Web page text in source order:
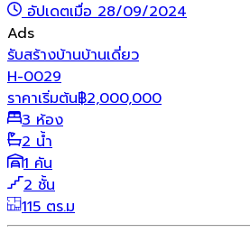
อัปเดตเมื่อ 28/09/2024
Ads
รับสร้างบ้านบ้านเดี่ยว
H-0029
ราคาเริ่มต้น฿2,000,000
3 ห้อง
2 น้ำ
1 คัน
2 ชั้น
115 ตร.ม